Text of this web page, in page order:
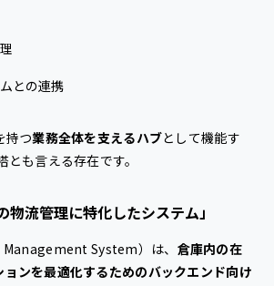
との連携
持つ業務全体を支えるハブとして機能す
も言える存在です。
物流管理に特化したシステム」
System）は、 倉庫内の在
ンを最適化するためのバックエンド向け